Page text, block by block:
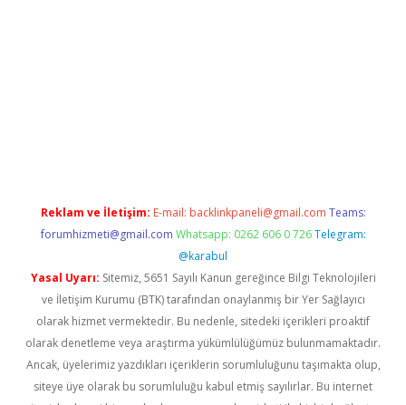
Reklam ve İletişim: E-mail: backlinkpaneli@gmail.com Teams:
forumhizmeti@gmail.com Whatsapp: 0262 606 0 726 Telegram:
@karabul
Yasal Uyarı: Sitemiz, 5651 Sayılı Kanun gereğince Bilgi Teknolojileri
ve İletişim Kurumu (BTK) tarafından onaylanmış bir Yer Sağlayıcı
olarak hizmet vermektedir. Bu nedenle, sitedeki içerikleri proaktif
olarak denetleme veya araştırma yükümlülüğümüz bulunmamaktadır.
Ancak, üyelerimiz yazdıkları içeriklerin sorumluluğunu taşımakta olup,
siteye üye olarak bu sorumluluğu kabul etmiş sayılırlar. Bu internet